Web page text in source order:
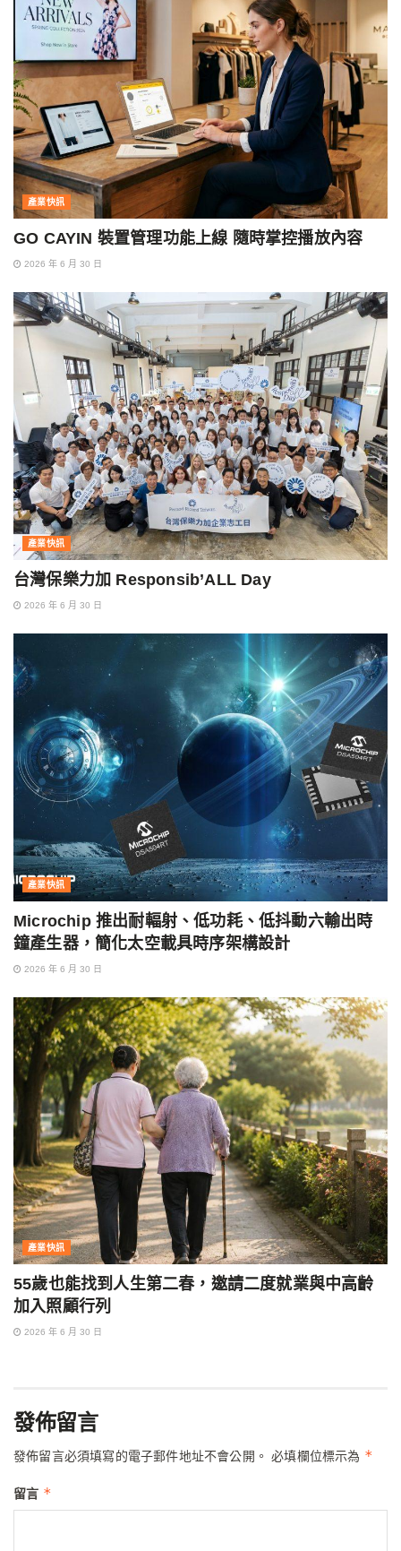
產業快訊
GO CAYIN 裝置管理功能上線 隨時掌控播放內容
2026 年 6 月 30 日
產業快訊
台灣保樂力加 Responsib’ALL Day
2026 年 6 月 30 日
產業快訊
Microchip 推出耐輻射、低功耗、低抖動六輸出時
鐘產生器，簡化太空載具時序架構設計
2026 年 6 月 30 日
產業快訊
55歲也能找到人生第二春，邀請二度就業與中高齡
加入照顧行列
2026 年 6 月 30 日
發佈留言
發佈留言必須填寫的電子郵件地址不會公開。 必填欄位標示為 *
留言 *